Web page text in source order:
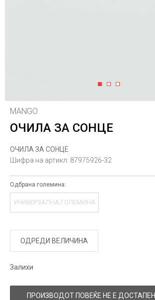
1 2 3
MANGO
ОЧИЛА ЗА СОНЦЕ
ОЧИЛА ЗА СОНЦЕ
Шифра на артикл: 87975926-32
Одбрана големина:
УНИВЕРЗАЛНА ГОЛЕМИНА
ОДРЕДИ ВЕЛИЧИНА
Залихи
ПРОИЗВОДОТ ПОВЕЌЕ НЕ Е ДОСТАПЕН